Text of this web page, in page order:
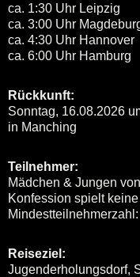
ca. 1:30 Uhr Leipzig
ca. 3:00 Uhr
ca. 4:30 Uhr Hannover
ca. 6:00 Uhr Hamburg
Rückkunft:
Sonntag, 16.08.2026
in Manching
Teilnehmer:
Mädchen & Jungen
Konfession spielt
Reiseziel:
Jugenderholungsdorf,